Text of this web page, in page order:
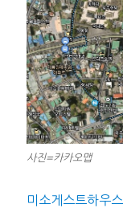
사진=카카오맵
미소게스트하우스